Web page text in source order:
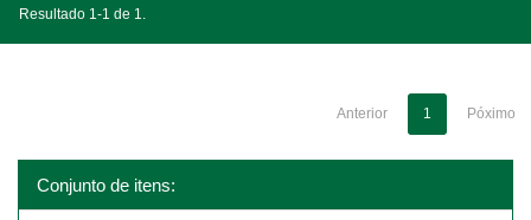
Resultado 1-1 de 1.
Anterior 1 Póximo
Conjunto de itens: